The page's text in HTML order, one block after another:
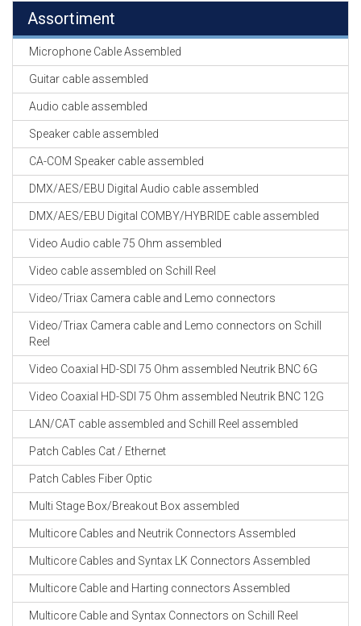
Assortiment
Microphone Cable Assembled
Guitar cable assembled
Audio cable assembled
Speaker cable assembled
CA-COM Speaker cable assembled
DMX/AES/EBU Digital Audio cable assembled
DMX/AES/EBU Digital COMBY/HYBRIDE cable assembled
Video Audio cable 75 Ohm assembled
Video cable assembled on Schill Reel
Video/Triax Camera cable and Lemo connectors
Video/Triax Camera cable and Lemo connectors on Schill
Reel
Video Coaxial HD-SDI 75 Ohm assembled Neutrik BNC 6G
Video Coaxial HD-SDI 75 Ohm assembled Neutrik BNC 12G
LAN/CAT cable assembled and Schill Reel assembled
Patch Cables Cat / Ethernet
Patch Cables Fiber Optic
Multi Stage Box/Breakout Box assembled
Multicore Cables and Neutrik Connectors Assembled
Multicore Cables and Syntax LK Connectors Assembled
Multicore Cable and Harting connectors Assembled
Multicore Cable and Syntax Connectors on Schill Reel